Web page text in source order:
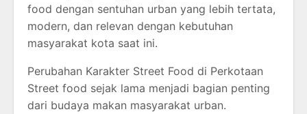
food dengan sentuhan urban yang lebih tertata,
modern, dan relevan dengan kebutuhan
masyarakat kota saat ini.
Perubahan Karakter Street Food di Perkotaan
Street food sejak lama menjadi bagian penting
dari budaya makan masyarakat urban.